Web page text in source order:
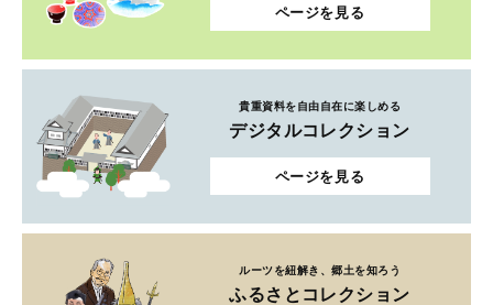
ページを見る
貴重資料を自由自在に楽しめる
デジタルコレクション
ページを見る
ルーツを紐解き、郷土を知ろう
ふるさとコレクション